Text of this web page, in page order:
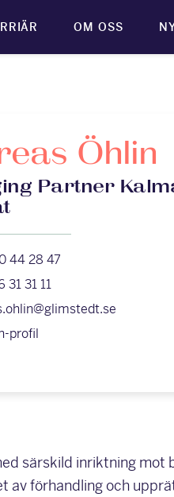
OM OSS
Öhlin
Partner
44 28 47
31 31 11
profil
särskild inriktning mot
av förhandling och